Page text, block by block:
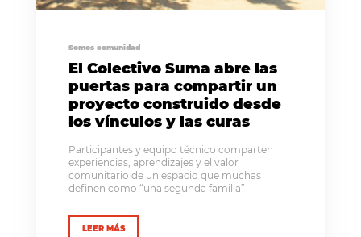
Somos comunidad
El Colectivo Suma abre las
puertas para compartir un
proyecto construido desde
los vínculos y las curas
Participantes y equipo técnico comparten
experiencias, aprendizajes y el valor
comunitario de un espacio que muchas
definen como “una segunda familia”
LEER MÁS